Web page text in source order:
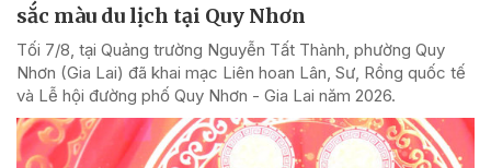
sắc màu du lịch tại Quy Nhơn
Tối 7/8, tại Quảng trường Nguyễn Tất Thành, phường Quy
Nhơn (Gia Lai) đã khai mạc Liên hoan Lân, Sư, Rồng quốc tế
và Lễ hội đường phố Quy Nhơn - Gia Lai năm 2026.